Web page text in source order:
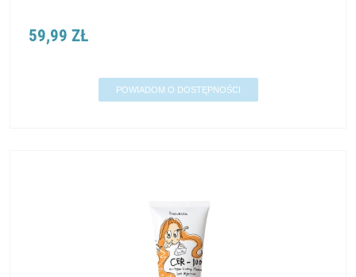
59,99 ZŁ
POWIADOM O DOSTĘPNOŚCI